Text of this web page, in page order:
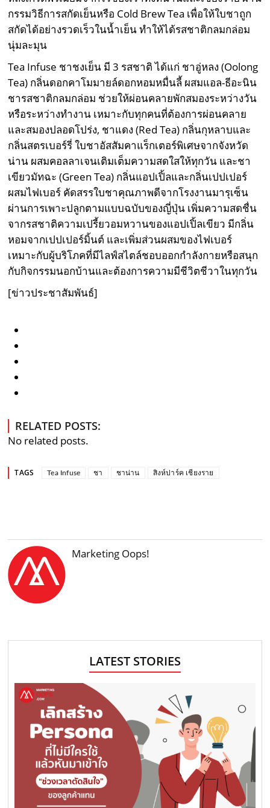
กรรมวิธีการสกัดเย็นหรือ Cold Brew Tea เพื่อให้ใบชาถูก
สกัดได้อย่างรวดเร็วในน้ำเย็น ทำให้ได้รสชาติกลมกล่อม
นุ่มละมุน
Tea Infuse ชาชงเย็น มี3 รสชาติ ได้แก่ ชาอู่หลง(Oolong
Tea) กลิ่นดอกคาโมมายล์ดอกหอมหมื่นลี้ ผสมแอล-ธีอะนิน
ชารสชาติกลมกล่อม ช่วยให้ผ่อนคลายพักสมองระหว่างวัน
หรือระหว่างทำงาน เหมาะกับทุกคนที่ต้องการผ่อนคลาย
และสมองปลอดโปร่ง, ชาแดง (Red Tea) กลิ่นกุหลาบและ
กลิ่นสตรเบอร์รี่ ใบชาอัสสัมคาแร็กเตอร์พิเศษจากจังหวัด
น่าน ผสมคอลลาเจนเติมเต็มความสดใสให้ทุกวัน และชา
เขียวมัทฉะ (Green Tea) กลิ่นแอปเปิ้ลและกลิ่นเปปเปอร์
ผสมไฟเบอร์ คัดสรรใบชาคุณภาพดีจากโรงงานมารุเซ็น
ผ่านการเพาะปลูกตามแบบฉบับของญี่ปุ่น เพิ่มความสดชื่น
จากรสชาติความเปรี้ยวอมหวานของแอปเปิ้ลเขียว มีกลิ่น
หอมจากเปปเปอร์มิ้นต์ และเพิ่มส่วนผสมของไฟเบอร์
เหมาะกับผู้บริโภคที่มีไลฟ์สไตล์ชอบออกกำลังกายหรือสนุก
กับกิจกรรมนอกบ้านและต้องการความมีชีวิตชีวาในทุกวัน
[ข่าวประชาสัมพันธ์]
RELATED POSTS:
No related posts.
TAGS Tea Infuse ชา ชาน่าน สิงห์ปาร์ค เชียงราย
Marketing Oops!
LATEST STORIES